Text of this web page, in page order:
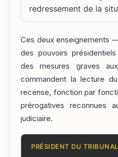
redressement de la
Ces deux enseignements
des pouvoirs
des mesures graves
commandent la lecture
recense, fonction par
prérogatives reconnues
judiciaire.
PRÉSIDENT DU